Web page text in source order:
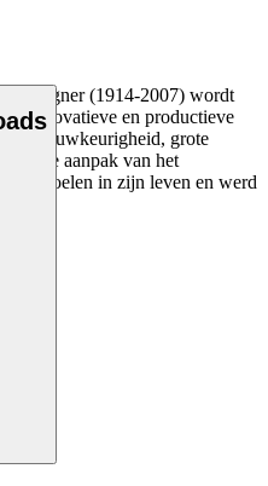
J. Wegner (1914-2007) wordt
innovatieve en productieve
zijn nauwkeurigheid, grote
aanpak van het
500 stoelen in zijn leven en werd